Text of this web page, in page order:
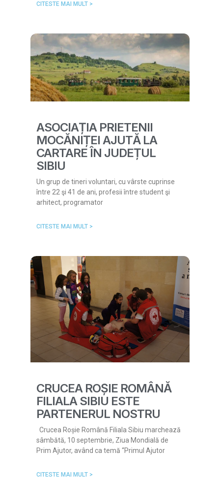
CITESTE MAI MULT >
ASOCIAȚIA PRIETENII
MOCĂNIȚEI AJUTĂ LA
CARTARE ÎN JUDEȚUL
SIBIU
Un grup de tineri voluntari, cu vârste cuprinse
între 22 şi 41 de ani, profesii între student şi
arhitect, programator
CITESTE MAI MULT >
CRUCEA ROȘIE ROMÂNĂ
FILIALA SIBIU ESTE
PARTENERUL NOSTRU
Crucea Roșie Română Filiala Sibiu marchează
sâmbătă, 10 septembrie, Ziua Mondială de
Prim Ajutor, având ca temă “Primul Ajutor
CITESTE MAI MULT >